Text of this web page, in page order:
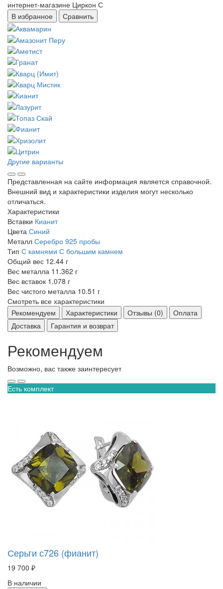
В избранное Сравнить
Другие варианты
Представленная на сайте информация является справочной.
Внешний вид и характеристики изделия могут несколько
отличаться.
Характеристики
Вставки Кианит
Цвета Синий
Металл Серебро 925 пробы
Тип С камнями С большим камнем
Общий вес 12.44 г
Вес металла 11.362 г
Вес вставок 1.078 г
Вес чистого металла 10.51 г
Смотреть все характеристики
Рекомендуем
Характеристики Отзывы (0)
Оплата
Доставка
Гарантия и возврат
Рекомендуем
Возможно, вас также заинтересует
Есть комплект
Серьги с726 (фианит)
19 700 ₽
В наличии